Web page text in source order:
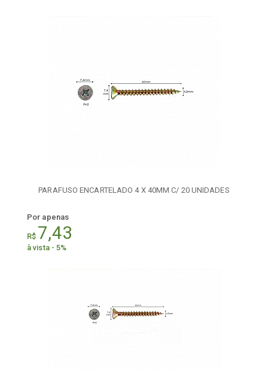
PARAFUSO ENCARTELADO 4 X 40MM C/ 20 UNIDADES
Por apenas
R$ 7,43
à vista - 5%